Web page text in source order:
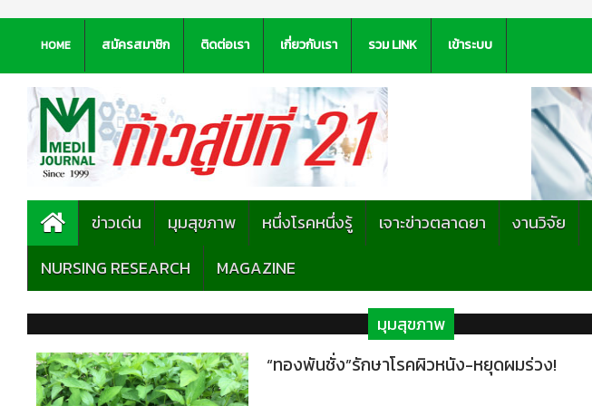
HOME สมัครสมาชิก ติดต่อเรา เกี่ยวกับเรา รวม LINK เข้าระบบ
ข่าวเด่น มุมสุขภาพ หนึ่งโรคหนึ่งรู้ เจาะข่าวตลาดยา งานวิจัย
NURSING RESEARCH
MAGAZINE
มุมสุขภาพ
“ทองพันชั่ง”รักษาโรคผิวหนัง-หยุดผมร่วง!